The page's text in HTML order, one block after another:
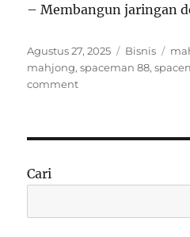
– Membangun jaringan
Posted
on
Agustus 27, 2025 Categories
Bisnis
mahjong,spaceman 88,
commenton
Informasi
dari
Cari